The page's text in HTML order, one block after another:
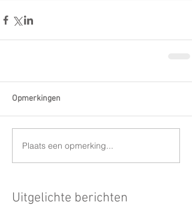
Opmerkingen
Plaats een opmerking...
Uitgelichte berichten